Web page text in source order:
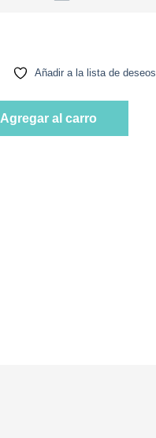
Añadir a la lista de deseos
Agregar al carro